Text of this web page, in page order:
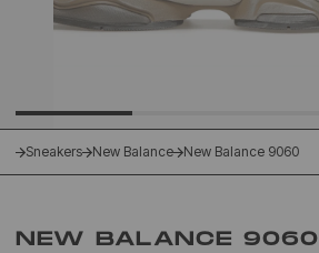
Sneakers New Balance New Balance 9060
NEW BALANCE 9060